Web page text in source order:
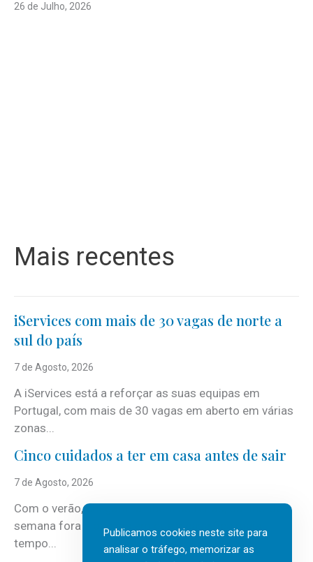
26 de Julho, 2026
Mais recentes
iServices com mais de 30 vagas de norte a
sul do país
7 de Agosto, 2026
A iServices está a reforçar as suas equipas em
Portugal, com mais de 30 vagas em aberto em várias
zonas...
Cinco cuidados a ter em casa antes de sair
7 de Agosto, 2026
Com o verão, chegam também as férias, os fins-de-
semana fora e os dias em que a casa fica mais
tempo...
Publicamos cookies neste site para
analisar o tráfego, memorizar as